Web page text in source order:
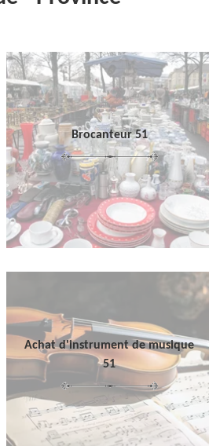
Brocanteur 51
Achat d'instrument de musique
51